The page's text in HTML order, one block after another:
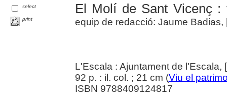
select
print
El Molí de Sant Vicenç
equip de redacció: Jaume Badias,
L'Escala : Ajuntament de l'Escala,
92 p. : il. col. ; 21 cm (Viu el
ISBN 9788409124817